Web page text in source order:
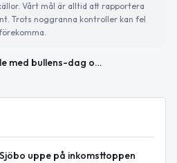
Vårt mål är alltid att rapportera
Trots noggranna kontroller kan fel
Fira Bulle med bullens-dag och syskondagen – och håll koll på trafiken
uppe på inkomsttoppen